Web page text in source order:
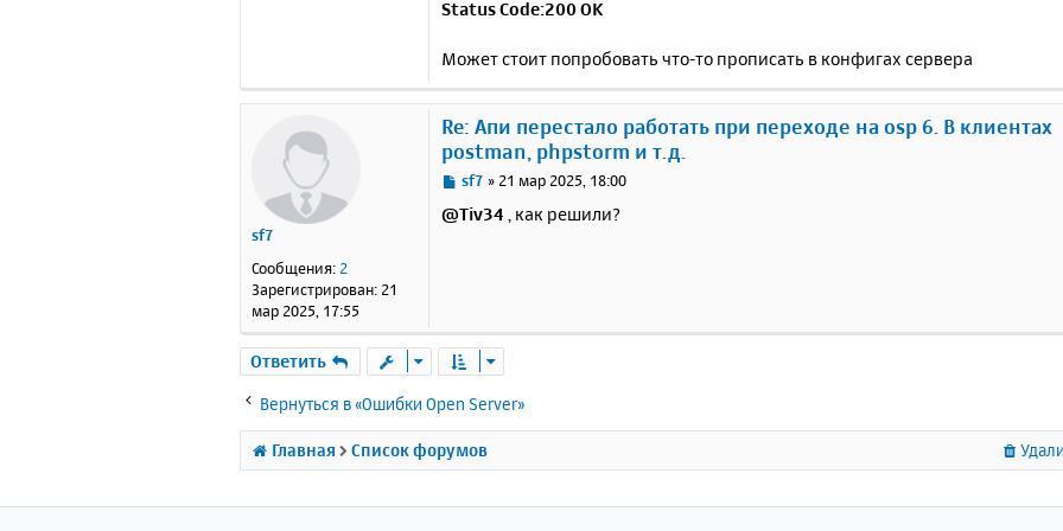
Status Code:200 OK
Может стоит попробовать что-то прописать в конфигах сервера
sf7
Сообщения: 2
Зарегистрирован: 21
мар 2025, 17:55
Re: Апи перестало работать при переходе на osp 6. В клиентах
postman, phpstorm и т.д.
С
о
е
sf7 » 21 мар 2025, 18:00
@Tiv34 , как решили?
Ответить
Вернуться в «Ошибки Open Server»
Главная Список форумов